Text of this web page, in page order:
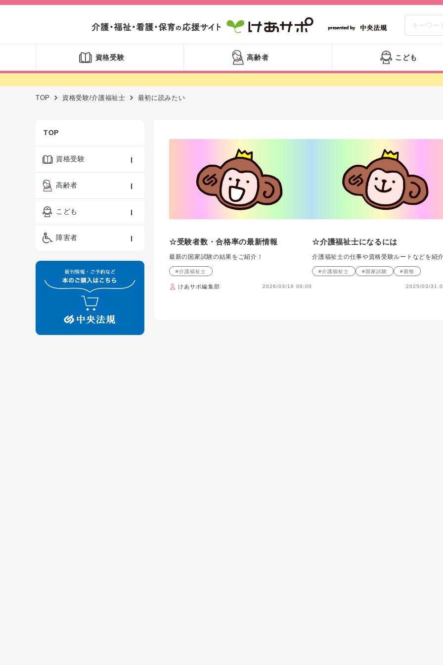
資格受験 高齢者 こども
TOP 資格受験/介護福祉士 最初に読みたい
TOP
資格受験
ケアマネジャー
精神保健福祉士
保育士
高齢者
認知症ケア・介護技術
ーシャルワーク
看護
制度
こども
保育・教育／発達障害
障害者
障害者支援・福祉
☆受験者数・合格率の最新情報
最新の国家試験の結果をご紹介！
#介護福祉士
けあサポ編集部 2026/03/16 00:00
☆介護福祉士になるには
介護福祉士の仕事や資格受験ルートなどを紹介
#介護福祉士 #国家試験 #資格
2025/03/31